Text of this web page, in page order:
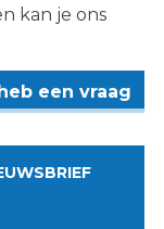
kan je ons
een vraag